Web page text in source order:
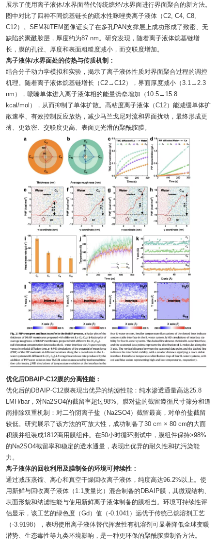
展示了使用离子液体/水界面替代传统烷烃/水界面进行界面聚合的新方法。
图中对比了四种不同烷基链长的疏水性咪唑类离子液体（C2, C4, C8,
C12）。SEM和TEM图像证实了在多孔PAN支撑层上成功形成了致密、无
缺陷的聚酰胺层，厚度约为87 nm。研究发现，随着离子液体烷基链增
长，膜的孔径、厚度和表面粗糙度减小，而交联度增加。
离子液体/水界面处的传热与传质机制：
结合分子动力学模拟和实验，揭示了离子液体性质对界面聚合过程的调控
机理。随着离子液体烷基链增长（C2→C12），界面厚度减小（3.1→2.3
nm），哌嗪单体进入离子液体相的能量势垒增加（10.5→15.8
kcal/mol），从而抑制了单体扩散。高粘度离子液体（C12）能减缓单体扩
散速率、有效控制反应放热，减少马兰戈尼对流和界面扰动，最终形成更
薄、更致密、交联度更高、表面更光滑的聚酰胺膜。
优化后DBAIP-C12膜的分离性能：
优化后的DBAIP-C12膜表现出优异的纳滤性能：纯水渗透通量高达25.8
LMH/bar，对Na2SO4的截留率超过98%。膜对盐的截留遵循尺寸筛分和道
南排除双重机制：对二价阴离子盐（Na2SO4）截留最高，对单价盐截留
较低。研究展示了该方法的可放大性，成功制备了30 cm × 80 cm的大面
积膜并组装成1812商用膜组件。在50小时循环测试中，膜组件保持>98%
的Na2SO4截留率和稳定的透水通量，表现出优异的耐久性和抗污染能
力。
离子液体的回收利用及膜制备的环境可持续性：
通过减压蒸馏、离心和真空干燥回收离子液体，纯度高达96.2%以上。使
用新鲜与回收离子液体（1:1质量比）混合制备的DBAIP膜，其微观结构、
表面形貌和纳滤性能与使用新鲜离子液体制备的膜相当。环境可持续性评
估显示，该工艺的绿色度（Gd）值（-0.1041）远优于传统己烷溶剂工艺
（-3.9198），表明使用离子液体替代挥发性有机溶剂可显著降低全球变暖
潜势、生态毒性等九类环境影响，是一种更环保的聚酰胺膜制备方法。